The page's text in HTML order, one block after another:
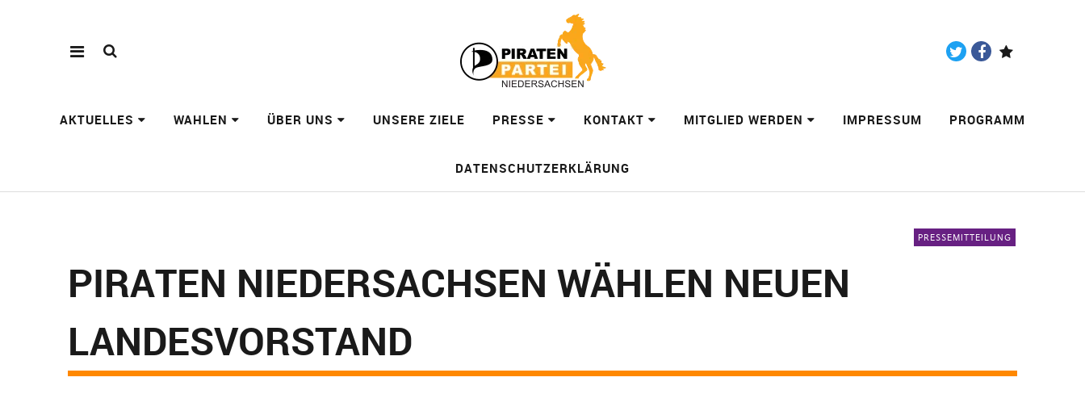
AKTUELLES WAHLEN ÜBER UNS UNSERE ZIELE PRESSE KONTAKT MITGLIED WERDEN IMPRESSUM PROGRAMM
DATENSCHUTZERKLÄRUNG
PRESSEMITTEILUNG
PIRATEN NIEDERSACHSEN WÄHLEN NEUEN
LANDESVORSTAND